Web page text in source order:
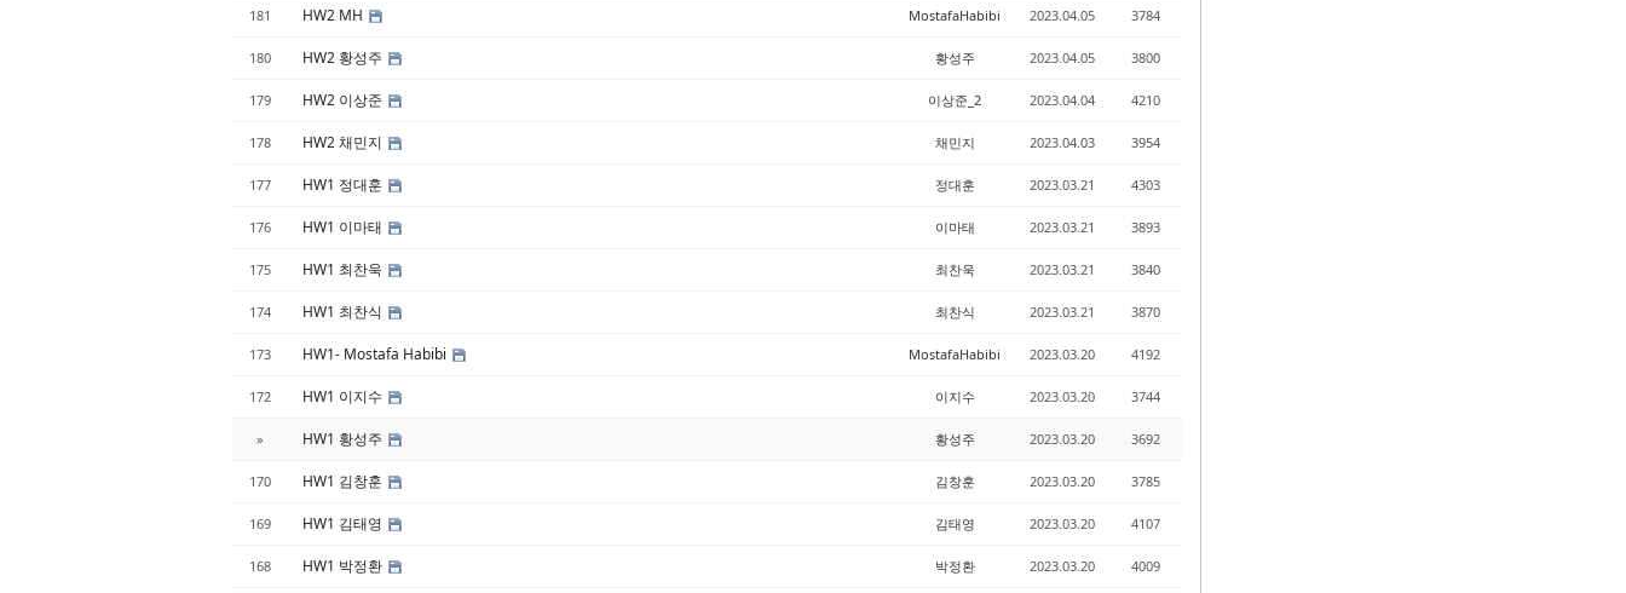
181 HW2 MH MostafaHabibi 2023.04.05 3784
180 HW2 황성주 황성주 2023.04.05 3800
179 HW2 이상준 이상준_2 2023.04.04 4210
178 HW2 채민지 채민지 2023.04.03 3954
177 HW1 정대훈 정대훈 2023.03.21 4303
176 HW1 이마태 이마태 2023.03.21 3893
175 HW1 최찬욱 최찬욱 2023.03.21 3840
174 HW1 최찬식 최찬식 2023.03.21 3870
173 HW1- Mostafa Habibi MostafaHabibi 2023.03.20 4192
172 HW1 이지수 이지수 2023.03.20 3744
» HW1 황성주 황성주 2023.03.20 3692
170 HW1 김창훈 김창훈 2023.03.20 3785
169 HW1 김태영 김태영 2023.03.20 4107
168 HW1 박정환 박정환 2023.03.20 4009